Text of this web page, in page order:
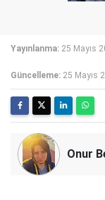
Yayınlanma: 25 Mayıs
Güncelleme: 25 Mayıs
Onur